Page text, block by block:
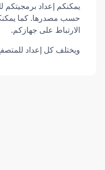
يمكنكم إعداد
حسب مصدرها. كما
الارتباط على جهازكم.
ويختلف كل إعداد